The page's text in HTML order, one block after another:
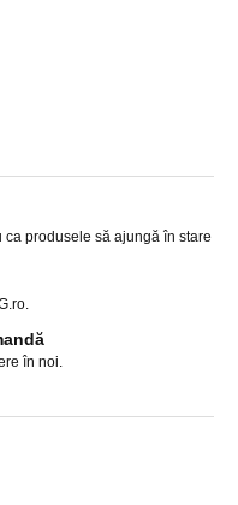
produsele să ajungă în stare
în noi.